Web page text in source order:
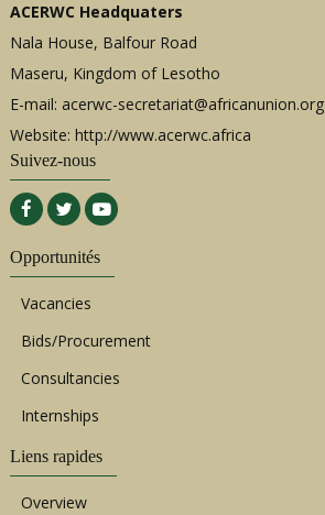
ACERWC Headquaters
Nala House, Balfour Road
Maseru, Kingdom of Lesotho
E-mail: acerwc-secretariat@africanunion.org
Website: http://www.acerwc.africa
Suivez-nous
Opportunités
Vacancies
Bids/Procurement
Consultancies
Internships
Liens rapides
Overview